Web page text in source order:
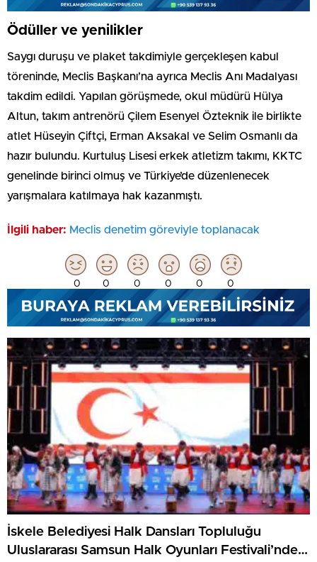
Ödüller ve yenilikler
Saygı duruşu ve plaket takdimiyle gerçekleşen kabul
töreninde, Meclis Başkanı’na ayrıca Meclis Anı Madalyası
takdim edildi. Yapılan görüşmede, okul müdürü Hülya
Altun, takım antrenörü Çilem Esenyel Özteknik ile birlikte
atlet Hüseyin Çiftçi, Erman Aksakal ve Selim Osmanlı da
hazır bulundu. Kurtuluş Lisesi erkek atletizm takımı, KKTC
genelinde birinci olmuş ve Türkiye’de düzenlenecek
yarışmalara katılmaya hak kazanmıştı.
İlgili haber: Meclis denetim göreviyle toplanacak
0 0 0 0 0 0
İskele Belediyesi Halk Dansları Topluluğu
Uluslararası Samsun Halk Oyunları Festivali’nde